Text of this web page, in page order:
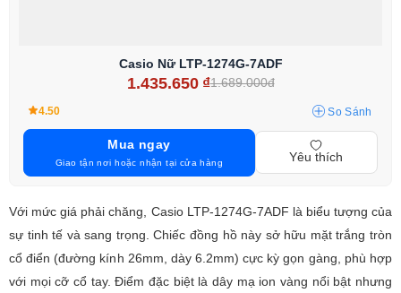
Casio Nữ LTP-1274G-7ADF
1.435.650 ₫1.689.000đ
4.50 So Sánh
Mua ngay
Giao tận nơi hoặc nhận tại cửa hàng Yêu thích
Với mức giá phải chăng, Casio LTP-1274G-7ADF là biểu tượng của
sự tinh tế và sang trọng. Chiếc đồng hồ này sở hữu mặt trắng tròn
cổ điển (đường kính 26mm, dày 6.2mm) cực kỳ gọn gàng, phù hợp
với mọi cỡ cổ tay. Điểm đặc biệt là dây mạ ion vàng nổi bật nhưng